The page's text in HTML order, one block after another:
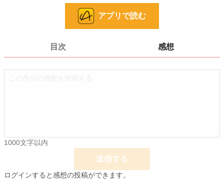
年間ポイント 21 pt (5,880 位)
アプリで読む
目次 感想
1000文字以内
送信する
ログインすると感想の投稿ができます。